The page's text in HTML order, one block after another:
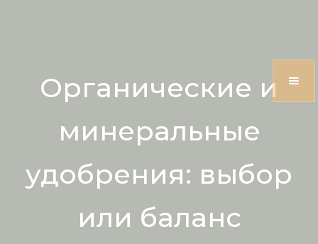
Органические и
минеральные
удобрения: выбор
или баланс